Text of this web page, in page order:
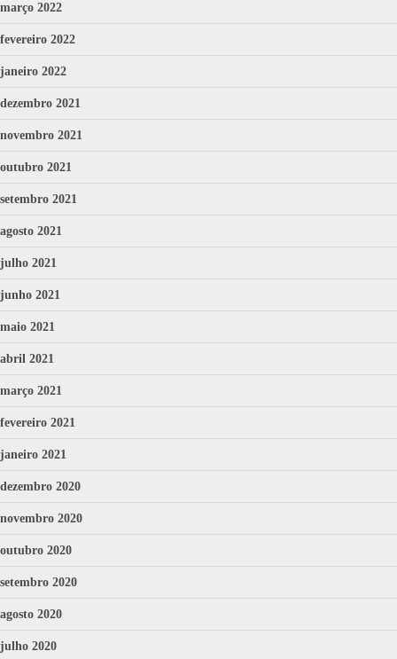
março 2022
fevereiro 2022
janeiro 2022
dezembro 2021
novembro 2021
outubro 2021
setembro 2021
agosto 2021
julho 2021
junho 2021
maio 2021
abril 2021
março 2021
fevereiro 2021
janeiro 2021
dezembro 2020
novembro 2020
outubro 2020
setembro 2020
agosto 2020
julho 2020